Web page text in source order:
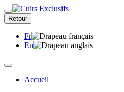
Retour
Fr
En
Accueil